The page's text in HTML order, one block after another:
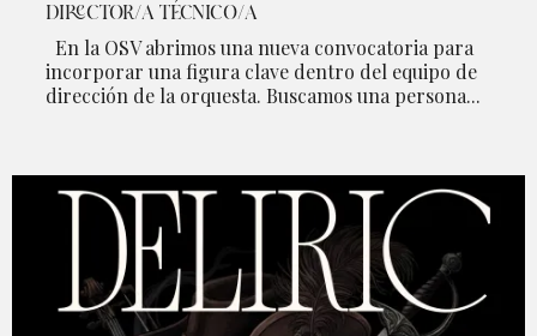
DIRECTOR/A TÉCNICO/A
En la OSV abrimos una nueva convocatoria para
incorporar una figura clave dentro del equipo de
dirección de la orquesta. Buscamos una persona...